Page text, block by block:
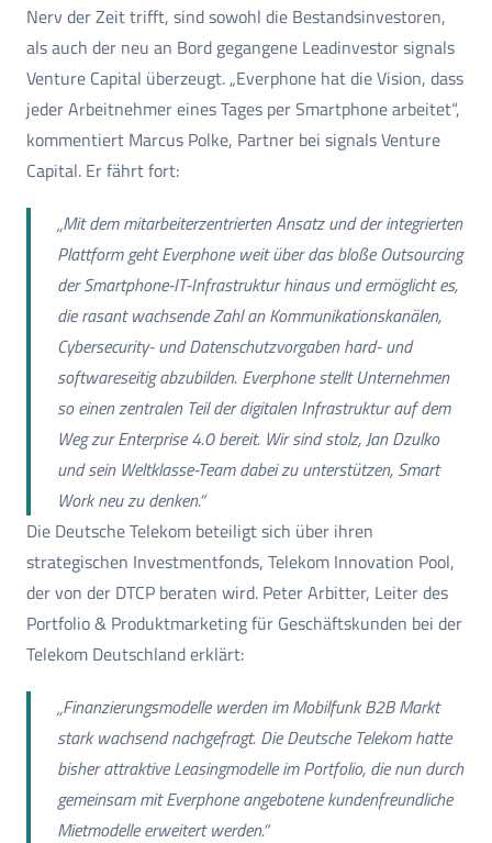
Nerv der Zeit trifft, sind sowohl die Bestandsinvestoren,
als auch der neu an Bord gegangene Leadinvestor signals
Venture Capital überzeugt. „Everphone hat die Vision, dass
jeder Arbeitnehmer eines Tages per Smartphone arbeitet“,
kommentiert Marcus Polke, Partner bei signals Venture
Capital. Er fährt fort:
„Mit dem mitarbeiterzentrierten Ansatz und der integrierten
Plattform geht Everphone weit über das bloße Outsourcing
der Smartphone-IT-Infrastruktur hinaus und ermöglicht es,
die rasant wachsende Zahl an Kommunikationskanälen,
Cybersecurity- und Datenschutzvorgaben hard- und
softwareseitig abzubilden. Everphone stellt Unternehmen
so einen zentralen Teil der digitalen Infrastruktur auf dem
Weg zur Enterprise 4.0 bereit. Wir sind stolz, Jan Dzulko
und sein Weltklasse-Team dabei zu unterstützen, Smart
Work neu zu denken.“
Die Deutsche Telekom beteiligt sich über ihren
strategischen Investmentfonds, Telekom Innovation Pool,
der von der DTCP beraten wird. Peter Arbitter, Leiter des
Portfolio & Produktmarketing für Geschäftskunden bei der
Telekom Deutschland erklärt:
„Finanzierungsmodelle werden im Mobilfunk B2B Markt
stark wachsend nachgefragt. Die Deutsche Telekom hatte
bisher attraktive Leasingmodelle im Portfolio, die nun durch
gemeinsam mit Everphone angebotene kundenfreundliche
Mietmodelle erweitert werden.“